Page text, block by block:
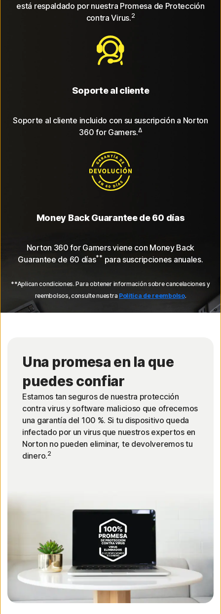
está respaldado por nuestra Promesa de Protección
contra Virus.2
Soporte al cliente
Soporte al cliente incluido con su suscripción a Norton
360 for Gamers.Δ
Money Back Guarantee de 60 días
Norton 360 for Gamers viene con Money Back
Guarantee de 60 días** para suscripciones anuales.
**Aplican condiciones. Para obtener información sobre cancelaciones y
reembolsos, consulte nuestra Política de reembolso.
Una promesa en la que
puedes confiar
Estamos tan seguros de nuestra protección
contra virus y software malicioso que ofrecemos
una garantía del 100 %. Si tu dispositivo queda
infectado por un virus que nuestros expertos en
Norton no pueden eliminar, te devolveremos tu
dinero.2